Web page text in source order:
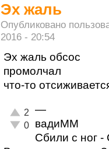
Эх жаль
Опубликовано
2016 - 20:54
Эх жаль обсос
промолчал
что-то
Отлично!
2
Неадекватно!
0
—
вадиММ
Сбили с ног -